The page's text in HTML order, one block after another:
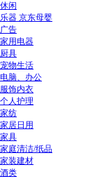
休闲
乐器 京东母婴
广告
家用电器
厨具
宠物生活
电脑、办公
服饰内衣
个人护理
家纺
家居日用
家具
家庭清洁/纸品
家装建材
酒类